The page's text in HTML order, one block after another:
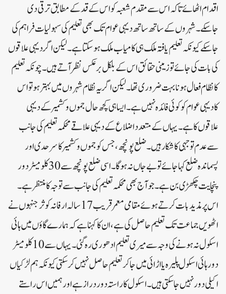
اقدام اٹھائے تاکہ اس سے مقدم شعبہ کو اس کے قد کے مطابق ترقی دی
جاسکے۔شہروں کے ساتھ ساتھ دیہی عوام تک بھی تعلیم کی سہولیات فراہم کی
جاسکے کیونکہ تعلیم یافتہ ملک ہی کامیاب ملک ہوسکتا ہے۔ لیکن اگر دیہی علاقوں
کی بات کی جائے تو زمینی حقائق اس کے بلکل برعکس نظر آتے ہیں۔چونکہ تعلیم
کا نظام فعال ہونا بہت ضروری تھا۔لیکن اگر یہ نظام شہروں میں بہتر ہو تو اس
کادیہی عوام کو کوئی فائدہ نہیں ہے۔ایسا ہی کچھ حال جموں و کشمیرکے دیہی
علاقوں کا ہے۔یہاں کے متعدد اضلاع کے دیہی علاقے محکمہ تعلیم کی جانب
سے عدم توجہی کا شکار ہیں۔ضلع پونچھ،جس کو جموں و کشمیر کا سرحدی اور
پسماندہ ضلع کہا جائے تو بے جاں نہ ہو گا۔اسی ضلع پونچھ سے 30کلو میٹر دور
پنچایت چکھڑی بن ہے۔جو آج بھی محکمہ تعلیم کی جانب سے توجہ کا منتظر ہے۔
اس پر مذید بات کرتے ہوئے مقامی معمر قریب 17 سالہ ارفانہ کوثر جنہوں نے
اٹھویں جماعت تک تعلیم حاصل کی ہے، ان کا کہنا ہے کہ ہمارے گاؤں میں ہائی
اسکول نہ ہونے کی وجہ سے میری تعلیم ادھوری رہ گئی۔ یہاں سے 10 کلو میٹر
دور ہائی اسکول پلیرہ یا اڑائی میں جاکر تعلیم حاصل نہیں کر سکتی کیونکہ ہم لڑکیاں
اکیلی دور نہیں جا سکتی ہیں۔ اسکول کا راستہ دور دراز ہے اور ہمیں اس راستے